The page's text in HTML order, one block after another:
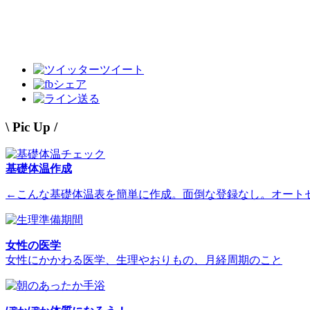
ツイート
シェア
送る
\ Pic Up /
基礎体温作成
←こんな基礎体温表を簡単に作成。面倒な登録なし。オート
女性の医学
女性にかかわる医学、生理やおりもの、月経周期のこと